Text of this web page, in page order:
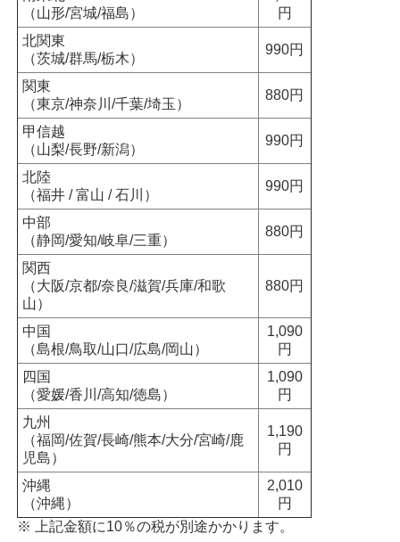
（山形/宮城/福島）
円
北関東
（茨城/群馬/栃木）
990円
関東
（東京/神奈川/千葉/埼玉）
880円
甲信越
（山梨/長野/新潟）
990円
北陸
（福井 / 富山 / 石川）
990円
中部
（静岡/愛知/岐阜/三重）
880円
関西
（大阪/京都/奈良/滋賀/兵庫/和歌
山）
880円
中国
（島根/鳥取/山口/広島/岡山）
1,090
円
四国
（愛媛/香川/高知/徳島）
1,090
円
九州
（福岡/佐賀/長崎/熊本/大分/宮崎/鹿
児島）
1,190
円
沖縄
（沖縄）
2,010
円
※ 上記金額に10％の税が別途かかります。